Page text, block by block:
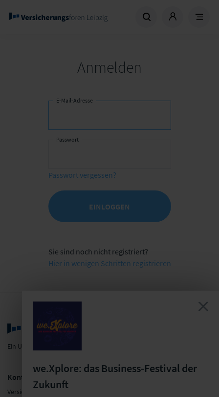
Anmelden
E-Mail-Adresse
Passwort
Passwort vergessen?
EINLOGGEN
Sie sind noch nicht registriert?
Hier in wenigen Schritten registrieren
we.Xplore: das Business-Festival der
Zukunft
Ein Unternehmen der LF Gruppe
Kontakt
Versicherungsforen Leipzig GmbH